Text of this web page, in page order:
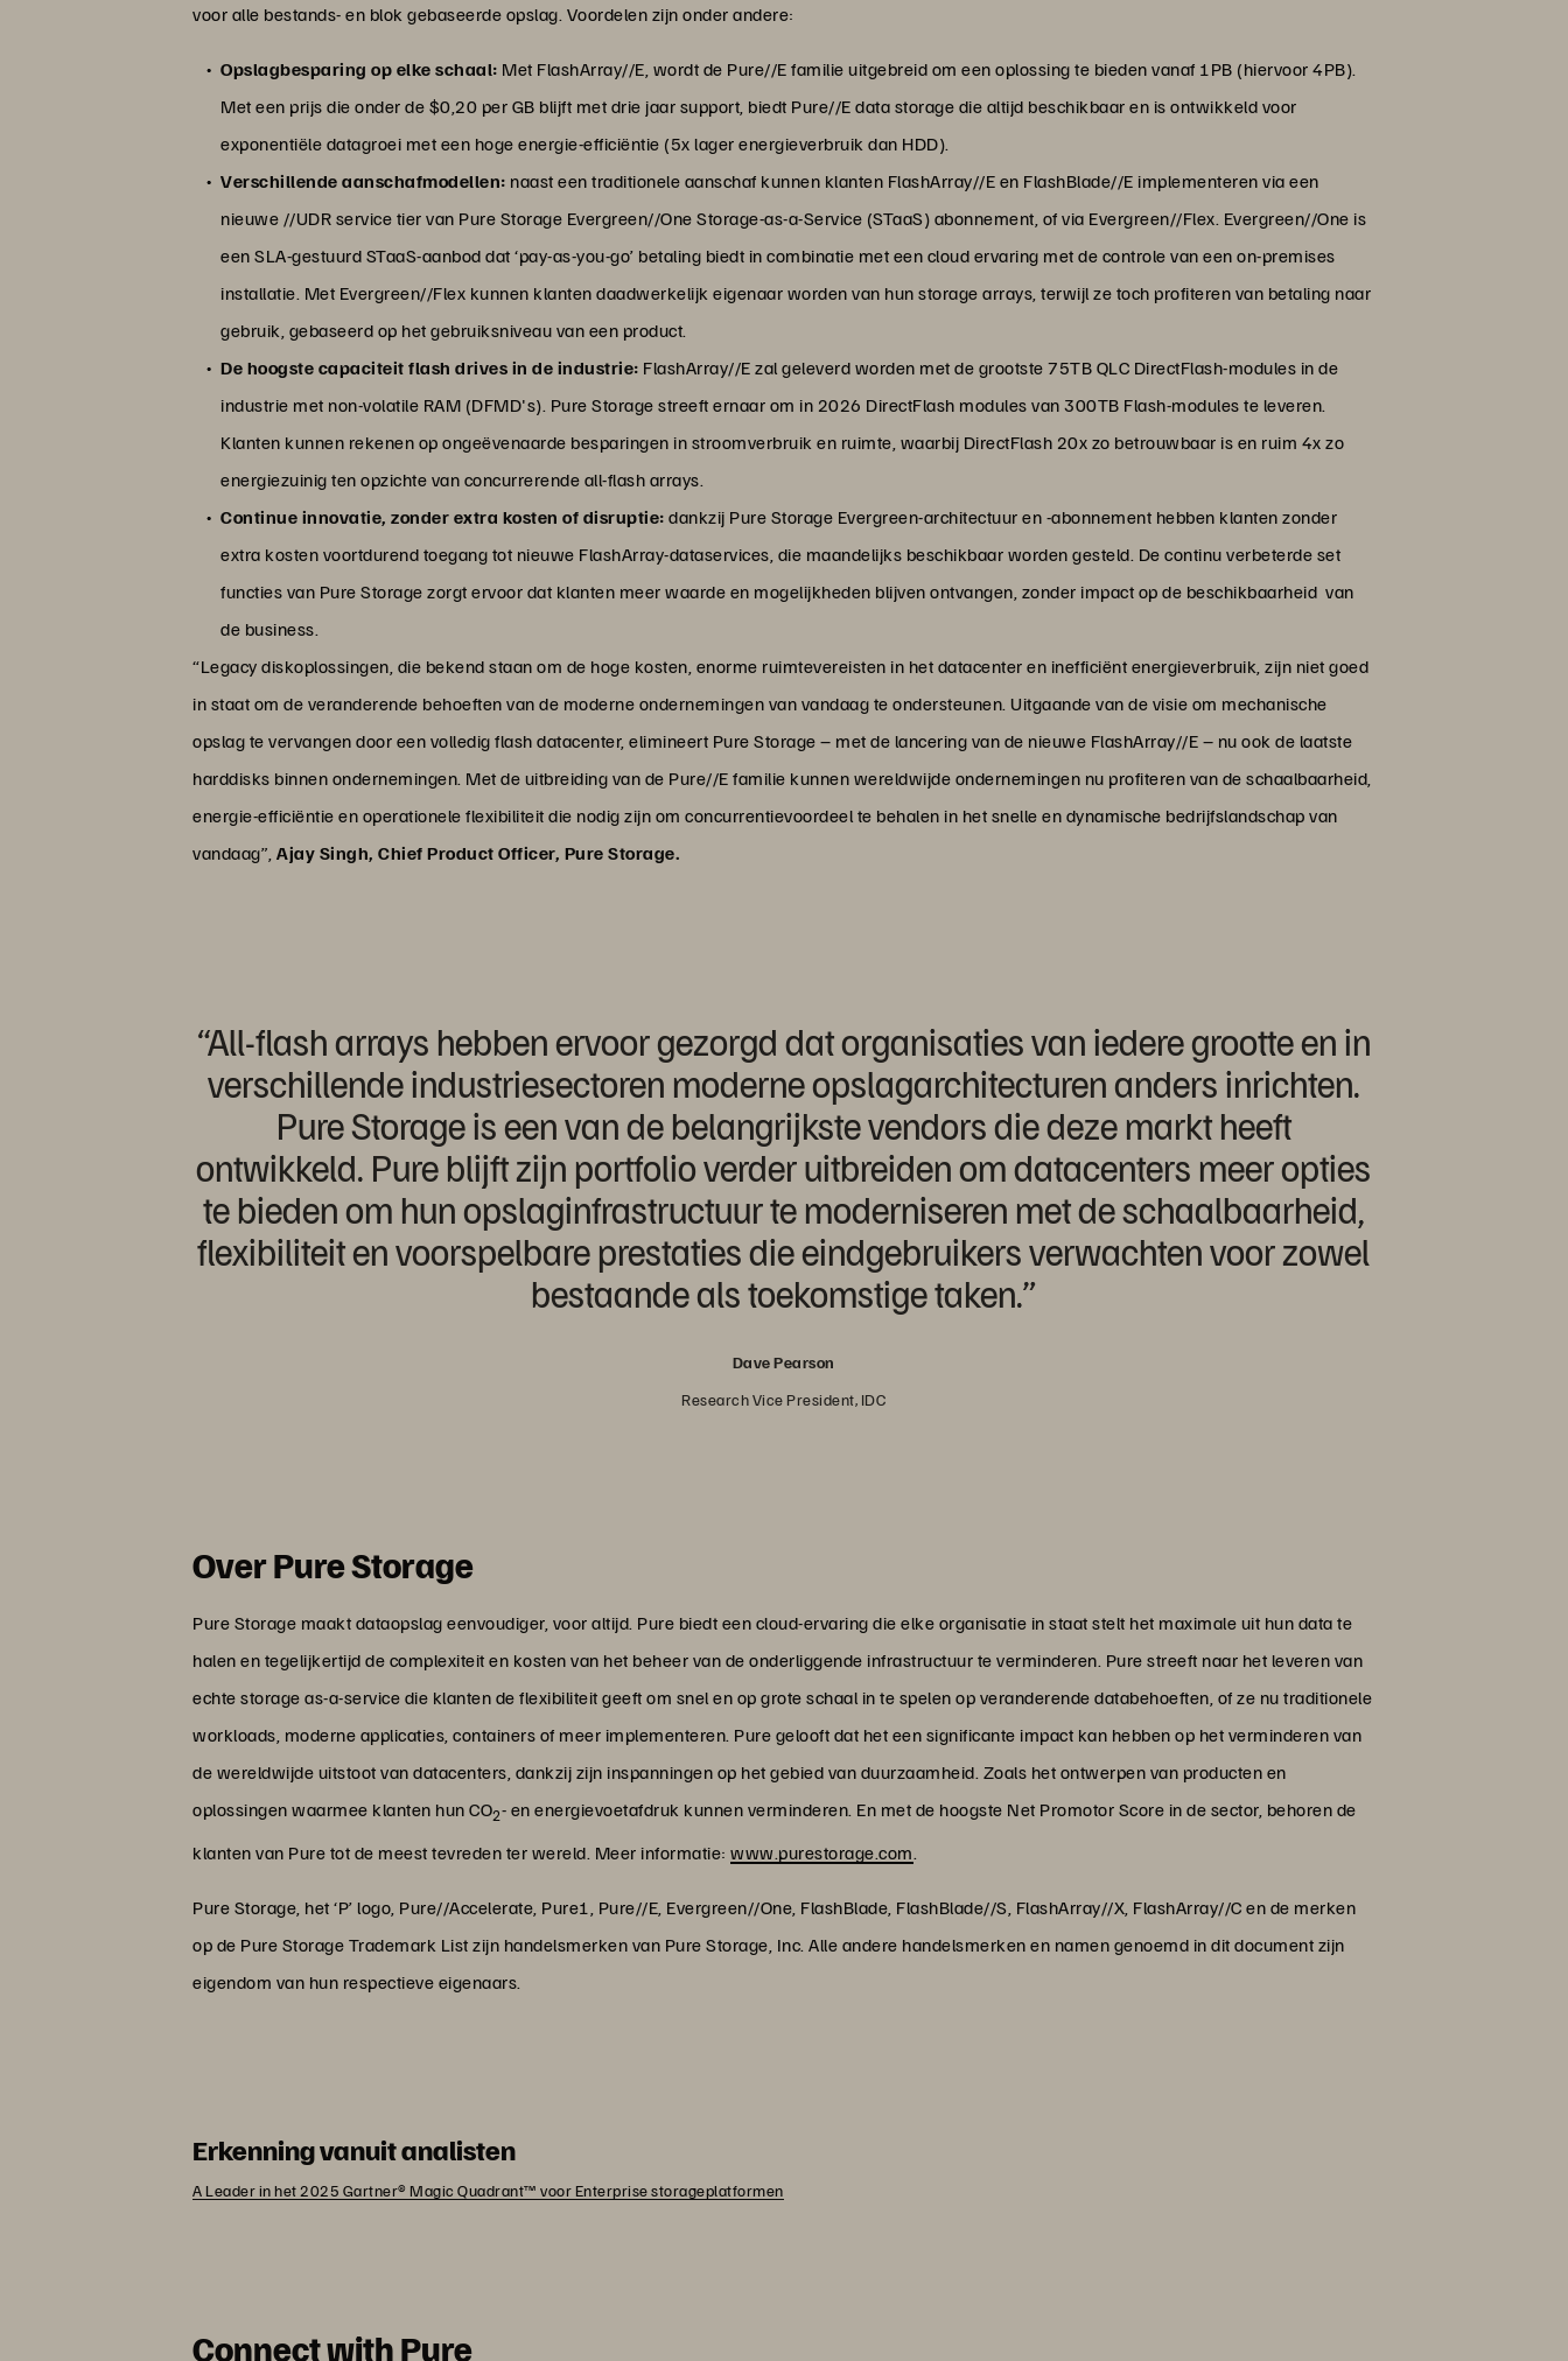
voor alle bestands- en blok gebaseerde opslag. Voordelen zijn onder andere:
Opslagbesparing op elke schaal: Met FlashArray//E, wordt de Pure//E familie uitgebreid om een oplossing te bieden vanaf 1PB (hiervoor 4PB).
Met een prijs die onder de $0,20 per GB blijft met drie jaar support, biedt Pure//E data storage die altijd beschikbaar en is ontwikkeld voor
exponentiële datagroei met een hoge energie-efficiëntie (5x lager energieverbruik dan HDD).
Verschillende aanschafmodellen: naast een traditionele aanschaf kunnen klanten FlashArray//E en FlashBlade//E implementeren via een
nieuwe //UDR service tier van Pure Storage Evergreen//One Storage-as-a-Service (STaaS) abonnement, of via Evergreen//Flex. Evergreen//One is
een SLA-gestuurd STaaS-aanbod dat ‘pay-as-you-go’ betaling biedt in combinatie met een cloud ervaring met de controle van een on-premises
installatie. Met Evergreen//Flex kunnen klanten daadwerkelijk eigenaar worden van hun storage arrays, terwijl ze toch profiteren van betaling naar
gebruik, gebaseerd op het gebruiksniveau van een product.
De hoogste capaciteit flash drives in de industrie: FlashArray//E zal geleverd worden met de grootste 75TB QLC DirectFlash-modules in de
industrie met non-volatile RAM (DFMD's). Pure Storage streeft ernaar om in 2026 DirectFlash modules van 300TB Flash-modules te leveren.
Klanten kunnen rekenen op ongeëvenaarde besparingen in stroomverbruik en ruimte, waarbij DirectFlash 20x zo betrouwbaar is en ruim 4x zo
energiezuinig ten opzichte van concurrerende all-flash arrays.
Continue innovatie, zonder extra kosten of disruptie: dankzij Pure Storage Evergreen-architectuur en -abonnement hebben klanten zonder
extra kosten voortdurend toegang tot nieuwe FlashArray-dataservices, die maandelijks beschikbaar worden gesteld. De continu verbeterde set
functies van Pure Storage zorgt ervoor dat klanten meer waarde en mogelijkheden blijven ontvangen, zonder impact op de beschikbaarheid van
de business.
“Legacy diskoplossingen, die bekend staan om de hoge kosten, enorme ruimtevereisten in het datacenter en inefficiënt energieverbruik, zijn niet goed
in staat om de veranderende behoeften van de moderne ondernemingen van vandaag te ondersteunen. Uitgaande van de visie om mechanische
opslag te vervangen door een volledig flash datacenter, elimineert Pure Storage – met de lancering van de nieuwe FlashArray//E – nu ook de laatste
harddisks binnen ondernemingen. Met de uitbreiding van de Pure//E familie kunnen wereldwijde ondernemingen nu profiteren van de schaalbaarheid,
energie-efficiëntie en operationele flexibiliteit die nodig zijn om concurrentievoordeel te behalen in het snelle en dynamische bedrijfslandschap van
vandaag”,Ajay Singh, Chief Product Officer, Pure Storage.
“All-flash arrays hebben ervoor gezorgd dat organisaties van iedere grootte en in
verschillende industriesectoren moderne opslagarchitecturen anders inrichten.
Pure Storage is een van de belangrijkste vendors die deze markt heeft
ontwikkeld. Pure blijft zijn portfolio verder uitbreiden om datacenters meer opties
te bieden om hun opslaginfrastructuur te moderniseren met de schaalbaarheid,
flexibiliteit en voorspelbare prestaties die eindgebruikers verwachten voor zowel
bestaande als toekomstige taken.”
Dave Pearson
Research Vice President, IDC
Over Pure Storage
Pure Storage maakt dataopslag eenvoudiger, voor altijd. Pure biedt een cloud-ervaring die elke organisatie in staat stelt het maximale uit hun data te
halen en tegelijkertijd de complexiteit en kosten van het beheer van de onderliggende infrastructuur te verminderen. Pure streeft naar het leveren van
echte storage as-a-service die klanten de flexibiliteit geeft om snel en op grote schaal in te spelen op veranderende databehoeften, of ze nu traditionele
workloads, moderne applicaties, containers of meer implementeren. Pure gelooft dat het een significante impact kan hebben op het verminderen van
de wereldwijde uitstoot van datacenters, dankzij zijn inspanningen op het gebied van duurzaamheid. Zoals het ontwerpen van producten en
oplossingen waarmee klanten hun CO2- en energievoetafdruk kunnen verminderen. En met de hoogste Net Promotor Score in de sector, behoren de
klanten van Pure tot de meest tevreden ter wereld. Meer informatie:www.purestorage.com.
Pure Storage, het ‘P’ logo, Pure//Accelerate, Pure1, Pure//E, Evergreen//One, FlashBlade, FlashBlade//S, FlashArray//X, FlashArray//C en de merken
op de Pure Storage Trademark List zijn handelsmerken van Pure Storage, Inc. Alle andere handelsmerken en namen genoemd in dit document zijn
eigendom van hun respectieve eigenaars.
Erkenning vanuit analisten
A Leader in het 2025 Gartner® Magic Quadrant™ voor Enterprise storageplatformen
Connect with Pure